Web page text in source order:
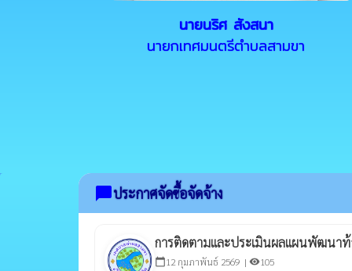
นายนริศ สังสนา
นายกเทศมนตรีตำบลสามขา
chat_bubbleประกาศจัดซื้อจัดจ้าง
การติดตามและประเมินผลแผนพัฒนา
calendar_today 12 กุมภาพันธ์ 2569 | visibility105